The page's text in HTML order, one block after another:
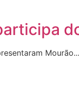
Mourão...